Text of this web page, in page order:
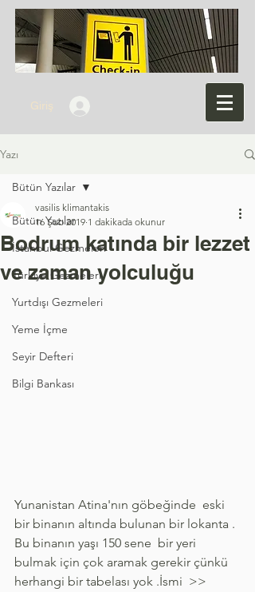
Giriş
Yazı
Bütün Yazılar
İstanbul Gezmeleri
Türkiye Gezmeleri
Yurtdışı Gezmeleri
Yeme İçme
Seyir Defteri
Bilgi Bankası
Bütün Yazılar
Bodrum katında bir lezzet
ve zaman yolculuğu
vasilis klimantakis
16 Şub 2019 1 dakikada okunur
Yunanistan Atina'nın göbeğinde  eski
bir binanın altında bulunan bir lokanta .
Bu binanın yaşı 150 sene  bir yeri
bulmak için çok aramak gerekir çünkü
herhangi bir tabelası yok .İsmi  >>